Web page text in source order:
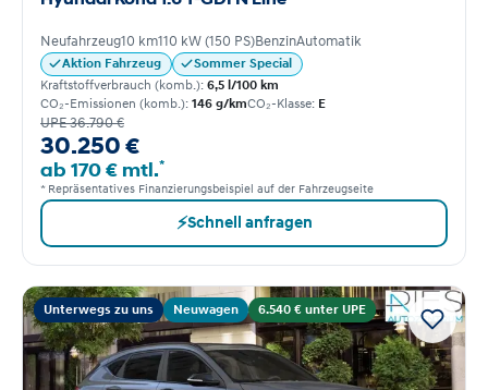
Neufahrzeug10 km110 kW (150 PS)BenzinAutomatik
Aktion Fahrzeug
Sommer Special
Kraftstoffverbrauch (komb.): 6,5 l/100 km
CO₂-Emissionen (komb.): 146 g/kmCO₂-Klasse: E
UPE 36.790 €
30.250 €
ab 170 € mtl.*
* Repräsentatives Finanzierungsbeispiel auf der Fahrzeugseite
⚡Schnell anfragen
Unterwegs zu uns Neuwagen 6.540 € unter UPE